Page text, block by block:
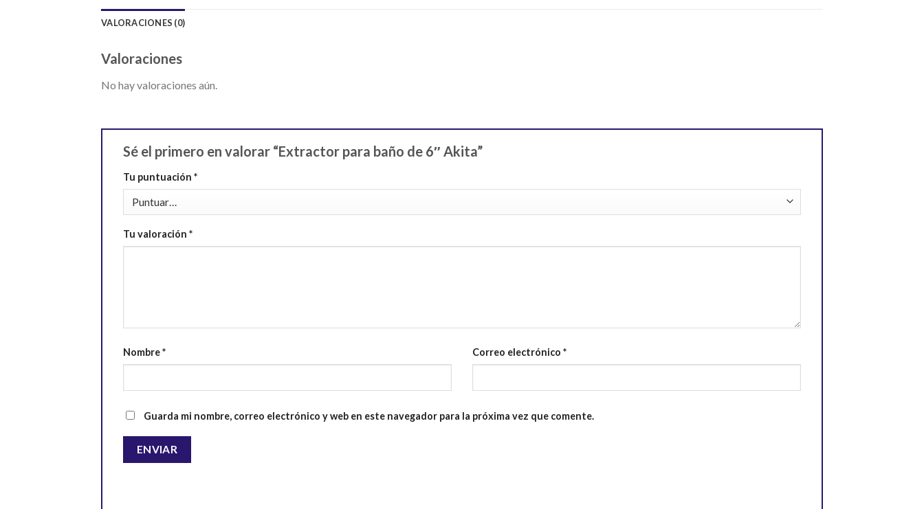
VALORACIONES (0)
Valoraciones
No hay valoraciones aún.
Sé el primero en valorar “Extractor para baño de 6″ Akita”
Tu puntuación *
Tu valoración *
Nombre* Correo electrónico *
Guarda mi nombre, correo electrónico y web en este navegador para la próxima vez que comente.